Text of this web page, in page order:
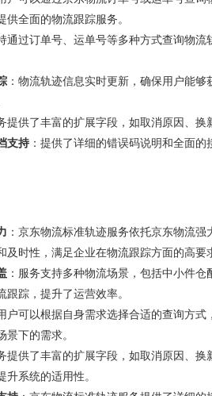
供全面的物流跟踪服务。
通过订单号、运单号等多种方式查询物
：物流轨迹信息实时更新，确保用户能
提供了丰富的扩展字段，如取消原因、
支持 ：提供了详细的错误码说明和全面
：京东物流标准轨迹服务依托京东物流
及时性，满足企业在物流跟踪方面的高要
：服务支持多种物流场景，包括中小件
跟踪，提升了运营效率。
户可以根据自身需求选择合适的查询方
景下的需求。
提供了丰富的扩展字段，如取消原因、
升系统的适用性。